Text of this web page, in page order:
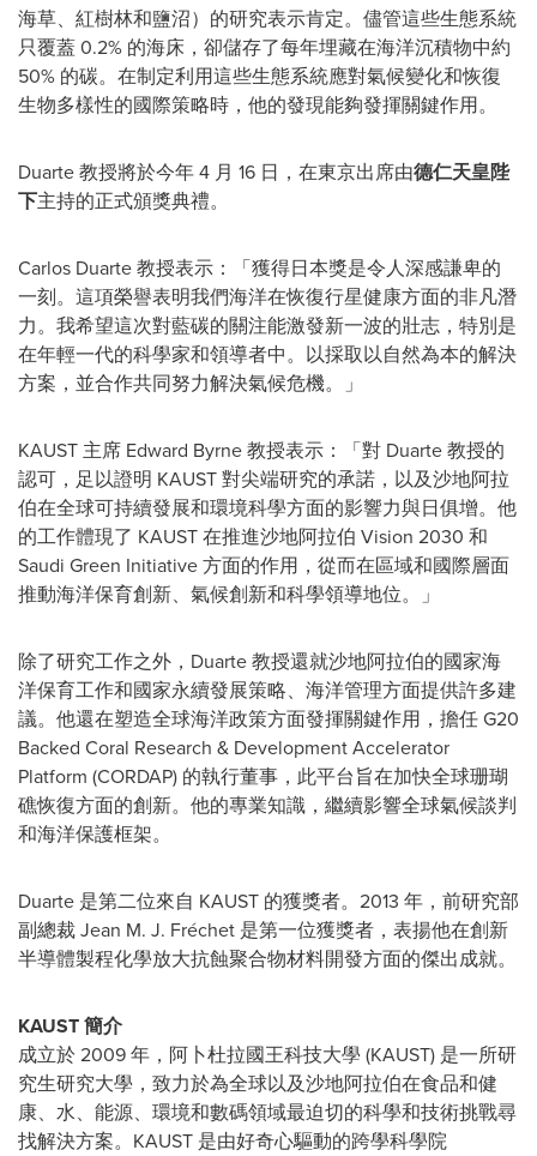
海草、紅樹林和鹽沼）的研究表示肯定。儘管這些生態系統
只覆蓋 0.2% 的海床，卻儲存了每年埋藏在海洋沉積物中約
50% 的碳。在制定利用這些生態系統應對氣候變化和恢復
生物多樣性的國際策略時，他的發現能夠發揮關鍵作用。
Duarte 教授將於今年 4 月 16 日，在東京出席由德仁天皇陛
下主持的正式頒獎典禮。
Carlos Duarte教授表示：「獲得日本獎是令人深感謙卑的
一刻。這項榮譽表明我們海洋在恢復行星健康方面的非凡潛
力。我希望這次對藍碳的關注能激發新一波的壯志，特別是
在年輕一代的科學家和領導者中。以採取以自然為本的解決
方案，並合作共同努力解決氣候危機。」
KAUST 主席 Edward Byrne教授表示：「對 Duarte 教授的
認可，足以證明 KAUST 對尖端研究的承諾，以及沙地阿拉
伯在全球可持續發展和環境科學方面的影響力與日俱增。他
的工作體現了 KAUST 在推進沙地阿拉伯 Vision 2030 和
Saudi Green Initiative 方面的作用，從而在區域和國際層面
推動海洋保育創新、氣候創新和科學領導地位。」
除了研究工作之外，Duarte 教授還就沙地阿拉伯的國家海
洋保育工作和國家永續發展策略、海洋管理方面提供許多建
議。他還在塑造全球海洋政策方面發揮關鍵作用，擔任 G20
Backed Coral Research & Development Accelerator
Platform (CORDAP) 的執行董事，此平台旨在加快全球珊瑚
礁恢復方面的創新。他的專業知識，繼續影響全球氣候談判
和海洋保護框架。
Duarte 是第二位來自 KAUST 的獲獎者。2013 年，前研究部
副總裁 Jean M. J. Fréchet 是第一位獲獎者，表揚他在創新
半導體製程化學放大抗蝕聚合物材料開發方面的傑出成就。
KAUST 簡介
成立於 2009 年，阿卜杜拉國王科技大學 (KAUST) 是一所研
究生研究大學，致力於為全球以及沙地阿拉伯在食品和健
康、水、能源、環境和數碼領域最迫切的科學和技術挑戰尋
找解決方案。KAUST 是由好奇心驅動的跨學科學院